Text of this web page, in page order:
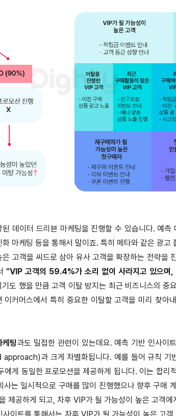
데이터 드리븐 마케팅을 진행할 수 있습니다. 예측
마케팅 등을 통해서 말이죠. 특히 메타와 같은 광고
고객을 씨드로 삼아 유사 고객을 확장하는 전략을
"VIP 고객의 59.4%가 소리 없이 사라지고 있으며
도 했을 만큼 고객 이탈 방지는 최근 비즈니스의 중
커머스에서 특히 중요한 이탈할 고객을 미리 찾아
케팅과도 밀접한 관련이 있는데요. 예측 기반 인사이
과 크게 차별화됩니다. 예를 들어 규칙 기
게 동일한 프로모션을 제공하게 됩니다. 이는 합리
는 일시적으로 구매를 많이 진행했으나 향후 구매
제공하게 되고, 차후 VIP가 될 가능성이 높은 고객에